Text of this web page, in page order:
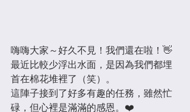
嗨嗨大家～好久不見！我們還在啦！👋
最近比較少浮出水面，是因為我們都埋
首在棉花堆裡了（笑）。
這陣子接到了好多有趣的任務，雖然忙
碌，但心裡是滿滿的感恩。❤️